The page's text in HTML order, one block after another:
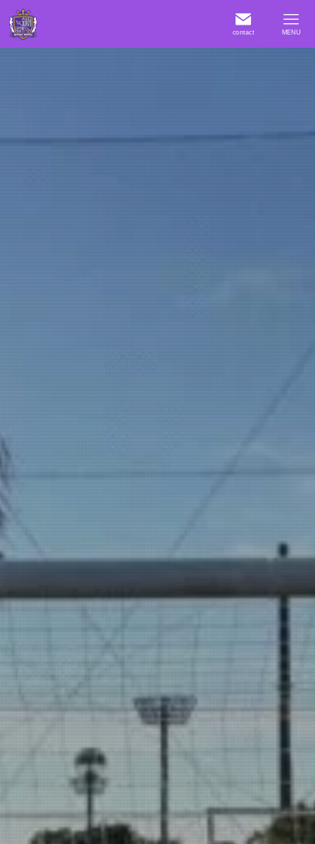
contact MENU